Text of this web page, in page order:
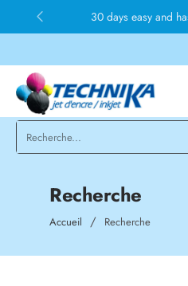
30 days easy and
Recherche
Accueil homeRecherche